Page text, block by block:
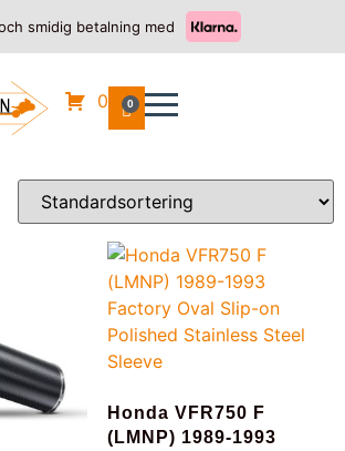
smidig betalning med
0 0
VFR 750 F/ 1989
Honda VFR750 F
(LMNP) 1989-1993